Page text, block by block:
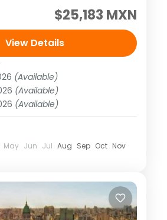
– Creel – Barrancas
El Fuerte Salidas: LUNES*,
VIERNES Descarga el
click aquí Precios no
$25,183 MXN
View Details
(Available)
(Available)
(Available)
May Jun Jul Aug Sep Oct Nov